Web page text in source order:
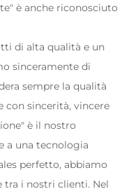
è anche riconosciuto
di alta qualità e un
sinceramente di
sempre la qualità
con sincerità, vincere
è il nostro
a una tecnologia
perfetto, abbiamo
tra i nostri clienti. Nel